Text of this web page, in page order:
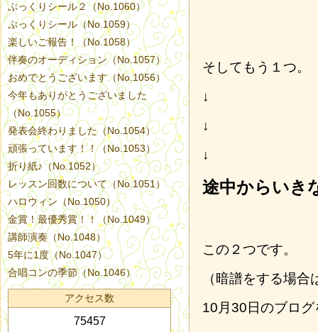
そしてもう１つ。
↓
↓
↓
途中からいき
この２つです。
（暗譜をする場
10月30日のブロ
ぷっくりシール２（No.1060）
ぷっくりシール（No.1059）
楽しいご報告！（No.1058）
伴奏のオーディション（No.1057）
おめでとうございます（No.1056）
今年もありがとうございました
（No.1055）
発表会終わりました（No.1054）
頑張っています！！（No.1053）
折り紙♪（No.1052）
レッスン回数について（No.1051）
ハロウィン（No.1050）
金賞！最優秀賞！！（No.1049）
講師演奏（No.1048）
5年に1度（No.1047）
合唱コンの季節（No.1046）
アクセス数
75457